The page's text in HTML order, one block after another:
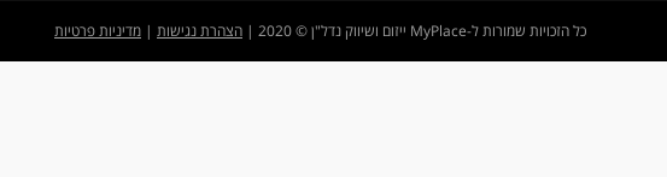
כל הזכויות שמורות ל-MyPlace ייזום ושיווק נדל"ן © 2020 | הצהרת נגישות | מדיניות פרטיות